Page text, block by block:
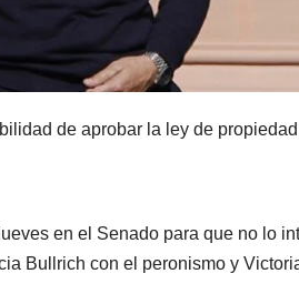
de aprobar la ley de
en el Senado para que no lo
Bullrich con el peronismo y